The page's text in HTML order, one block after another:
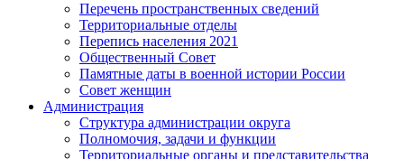
Перечень пространственных сведений
Территориальные отделы
Перепись населения 2021
Общественный Совет
Памятные даты в военной истории России
Совет женщин
Администрация
Структура администрации округа
Полномочия, задачи и функции
Территориальные органы и представительства